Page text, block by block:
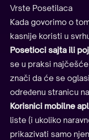
Vrste Posetilaca
Kada govorimo o
kasnije koristi u
Posetioci sajta ili
se u praksi
znači da će se
određenu stranicu
Korisnici mobilne
liste (i ukoliko
prikazivati samo